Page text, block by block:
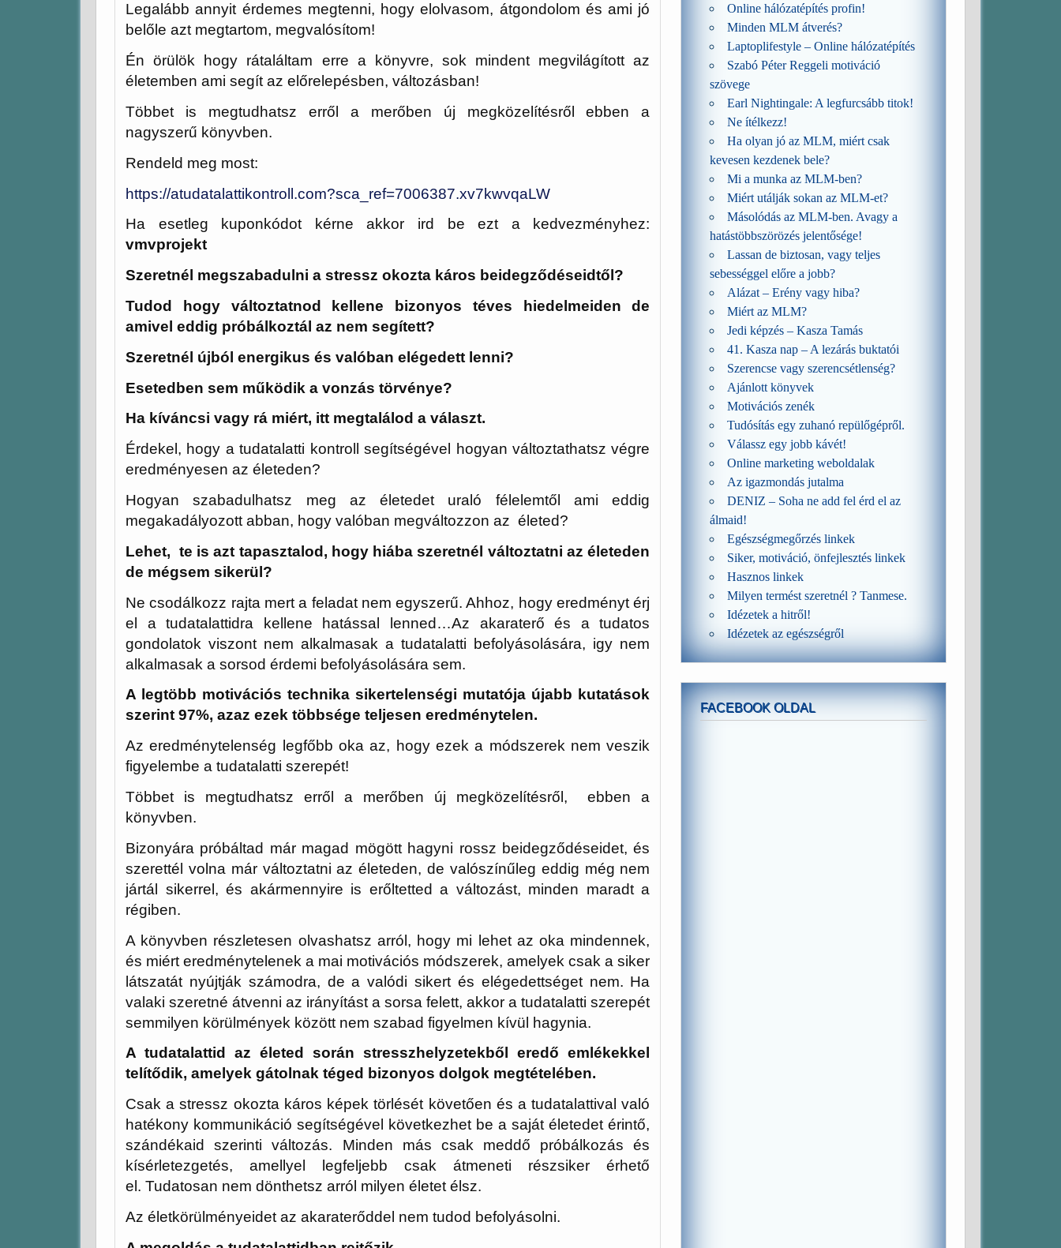
Legalább annyit érdemes megtenni, hogy elolvasom, átgondolom és ami jó
belőle azt megtartom, megvalósítom!
Én örülök hogy rátaláltam erre a könyvre, sok mindent megvilágított az
életemben ami segít az előrelepésben, változásban!
Többet is megtudhatsz erről a merőben új megközelítésről ebben a
nagyszerű könyvben.
Rendeld meg most:
https://atudatalattikontroll.com?sca_ref=7006387.xv7kwvqaLW
Ha esetleg kuponkódot kérne akkor ird be ezt a kedvezményhez:
vmvprojekt
Szeretnél megszabadulni a stressz okozta káros beidegződéseidtől?
Tudod hogy változtatnod kellene bizonyos téves hiedelmeiden de
amivel eddig próbálkoztál az nem segített?
Szeretnél újból energikus és valóban elégedett lenni?
Esetedben sem működik a vonzás törvénye?
Ha kíváncsi vagy rá miért, itt megtalálod a választ.
Érdekel, hogy a tudatalatti kontroll segítségével hogyan változtathatsz végre
eredményesen az életeden?
Hogyan szabadulhatsz meg az életedet uraló félelemtől ami eddig
megakadályozott abban, hogy valóban megváltozzon az életed?
Lehet, te is azt tapasztalod, hogy hiába szeretnél változtatni az életeden
de mégsem sikerül?
Ne csodálkozz rajta mert a feladat nem egyszerű. Ahhoz, hogy eredményt érj
el a tudatalattidra kellene hatással lenned…Az akaraterő és a tudatos
gondolatok viszont nem alkalmasak a tudatalatti befolyásolására, igy nem
alkalmasak a sorsod érdemi befolyásolására sem.
A legtöbb motivációs technika sikertelenségi mutatója újabb kutatások
szerint 97%, azaz ezek többsége teljesen eredménytelen.
Az eredménytelenség legfőbb oka az, hogy ezek a módszerek nem veszik
figyelembe a tudatalatti szerepét!
Többet is megtudhatsz erről a merőben új megközelítésről, ebben a
könyvben.
Bizonyára próbáltad már magad mögött hagyni rossz beidegződéseidet, és
szerettél volna már változtatni az életeden, de valószínűleg eddig még nem
jártál sikerrel, és akármennyire is erőltetted a változást, minden maradt a
régiben.
A könyvben részletesen olvashatsz arról, hogy mi lehet az oka mindennek,
és miért eredménytelenek a mai motivációs módszerek, amelyek csak a siker
látszatát nyújtják számodra, de a valódi sikert és elégedettséget nem. Ha
valaki szeretné átvenni az irányítást a sorsa felett, akkor a tudatalatti szerepét
semmilyen körülmények között nem szabad figyelmen kívül hagynia.
A tudatalattid az életed során stresszhelyzetekből eredő emlékekkel
telítődik, amelyek gátolnak téged bizonyos dolgok megtételében.
Csak a stressz okozta káros képek törlését követően és a tudatalattival való
hatékony kommunikáció segítségével következhet be a saját életedet érintő,
szándékaid szerinti változás. Minden más csak meddő próbálkozás és
kísérletezgetés, amellyel legfeljebb csak átmeneti részsiker érhető
el. Tudatosan nem dönthetsz arról milyen életet élsz.
Az életkörülményeidet az akaraterőddel nem tudod befolyásolni.
Online hálózatépítés profin!
Minden MLM átverés?
Laptoplifestyle – Online hálózatépítés
Szabó Péter Reggeli motiváció
szövege
Earl Nightingale: A legfurcsább titok!
Ne ítélkezz!
Ha olyan jó az MLM, miért csak
kevesen kezdenek bele?
Mi a munka az MLM-ben?
Miért utálják sokan az MLM-et?
Másolódás az MLM-ben. Avagy a
hatástöbbszörözés jelentősége!
Lassan de biztosan, vagy teljes
sebességgel előre a jobb?
Alázat – Erény vagy hiba?
Miért az MLM?
Jedi képzés – Kasza Tamás
41. Kasza nap – A lezárás buktatói
Szerencse vagy szerencsétlenség?
Ajánlott könyvek
Motivációs zenék
Tudósítás egy zuhanó repülőgépről.
Válassz egy jobb kávét!
Online marketing weboldalak
Az igazmondás jutalma
DENIZ – Soha ne add fel érd el az
álmaid!
Egészségmegőrzés linkek
Siker, motiváció, önfejlesztés linkek
Hasznos linkek
Milyen termést szeretnél ? Tanmese.
Idézetek a hitről!
Idézetek az egészségről
FACEBOOK OLDAL